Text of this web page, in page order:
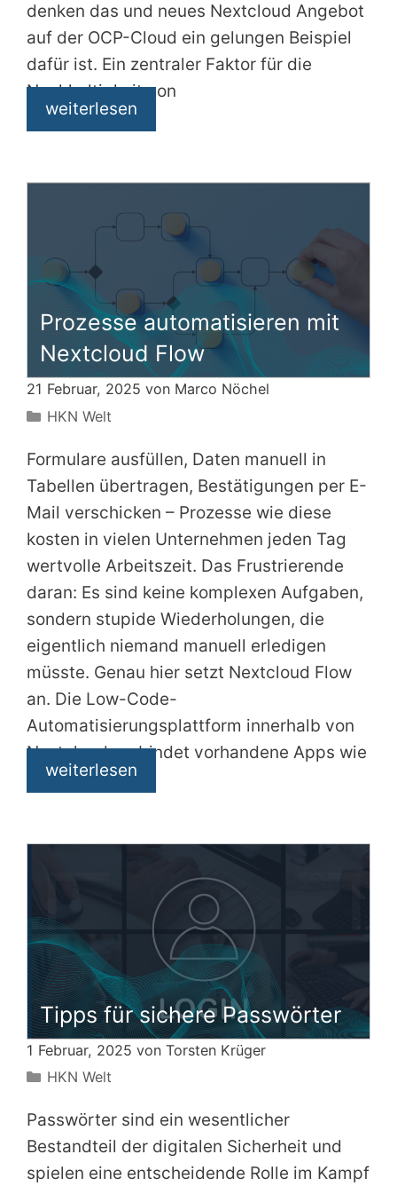
denken das und neues Nextcloud Angebot
auf der OCP-Cloud ein gelungen Beispiel
dafür ist. Ein zentraler Faktor für die
Nachhaltigkeit von
weiterlesen
Prozesse automatisieren mit
Nextcloud Flow
21 Februar, 2025 von Marco Nöchel
Kategorien
HKN Welt
Formulare ausfüllen, Daten manuell in
Tabellen übertragen, Bestätigungen per E-
Mail verschicken – Prozesse wie diese
kosten in vielen Unternehmen jeden Tag
wertvolle Arbeitszeit. Das Frustrierende
daran: Es sind keine komplexen Aufgaben,
sondern stupide Wiederholungen, die
eigentlich niemand manuell erledigen
müsste. Genau hier setzt Nextcloud Flow
an. Die Low-Code-
Automatisierungsplattform innerhalb von
Nextcloud verbindet vorhandene Apps wie
weiterlesen
Tipps für sichere Passwörter
1 Februar, 2025 von Torsten Krüger
Kategorien
HKN Welt
Passwörter sind ein wesentlicher
Bestandteil der digitalen Sicherheit und
spielen eine entscheidende Rolle im Kampf